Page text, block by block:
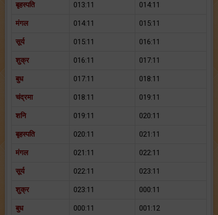
बृहस्पति 013:11 014:11
मंगल 014:11 015:11
सूर्य 015:11 016:11
शुक्र 016:11 017:11
बुध 017:11 018:11
चंद्रमा 018:11 019:11
शनि 019:11 020:11
बृहस्पति 020:11 021:11
मंगल 021:11 022:11
सूर्य 022:11 023:11
शुक्र 023:11 000:11
बुध 000:11 001:12